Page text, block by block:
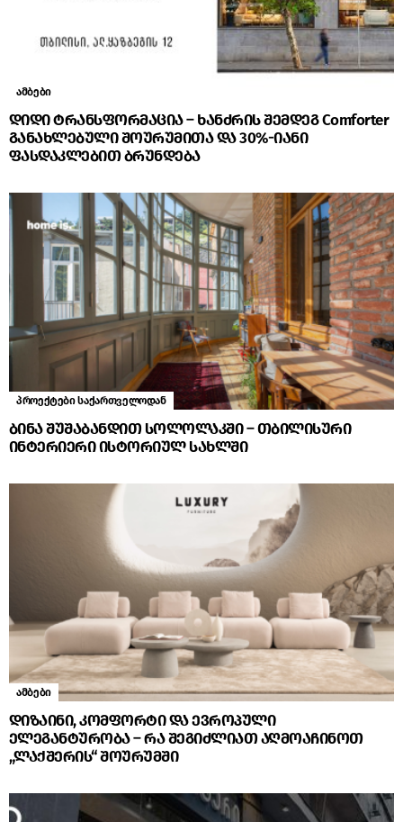
ამბები
დიდი ტრანსფორმაცია – ხანძრის შემდეგ Comforter
განახლებული შოურუმითა და 30%-იანი
ფასდაკლებით ბრუნდება
პროექტები საქართველოდან
ბინა შუშაბანდით სოლოლაკში – თბილისური
ინტერიერი ისტორიულ სახლში
ამბები
დიზაინი, კომფორტი და ევროპული
ელეგანტურობა – რა შეგიძლიათ აღმოაჩინოთ
„ლაქშერის“ შოურუმში